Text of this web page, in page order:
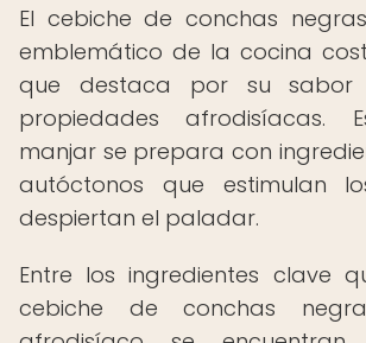
El cebiche de conchas
emblemático de la cocina
que destaca por su sabor
propiedades afrodisíacas.
manjar se prepara con
autóctonos que estimulan
despiertan el paladar.
Entre los ingredientes clave
cebiche de conchas